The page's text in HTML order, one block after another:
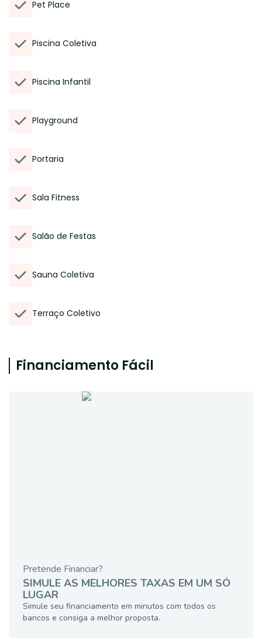
Pet Place
Piscina Coletiva
Piscina Infantil
Playground
Portaria
Sala Fitness
Salão de Festas
Sauna Coletiva
Terraço Coletivo
Financiamento Fácil
Pretende Financiar?
SIMULE AS MELHORES TAXAS EM UM SÓ
LUGAR
Simule seu financiamento em minutos com todos os
bancos e consiga a melhor proposta.